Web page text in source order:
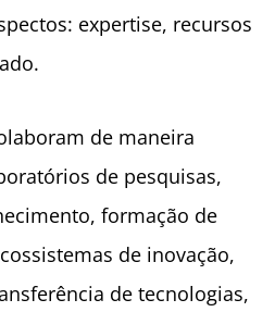
expertise, recursos
de maneira
de pesquisas,
formação de
de inovação,
de tecnologias,